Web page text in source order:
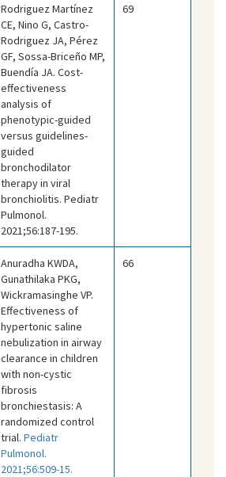
Rodriguez Martínez
CE, Nino G, Castro-
Rodriguez JA, Pérez
GF, Sossa-Briceño MP,
Buendía JA. Cost-
effectiveness
analysis of
phenotypic-guided
versus guidelines-
guided
bronchodilator
therapy in viral
bronchiolitis. Pediatr
Pulmonol.
2021;56:187-195.
69
Anuradha KWDA,
Gunathilaka PKG,
Wickramasinghe VP.
Effectiveness of
hypertonic saline
nebulization in airway
clearance in children
with non-cystic
fibrosis
bronchiestasis: A
randomized control
trial. Pediatr
Pulmonol.
2021;56:509-15.
66